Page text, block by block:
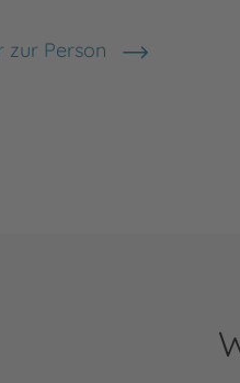
zur Person
Napp